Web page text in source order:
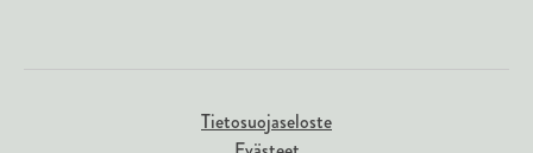
Tietosuojaseloste